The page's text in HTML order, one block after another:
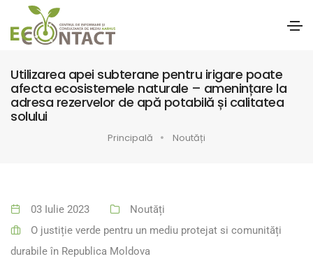
Utilizarea apei subterane pentru irigare poate
afecta ecosistemele naturale – amenințare la
adresa rezervelor de apă potabilă și calitatea
solului
Principală Noutăți
03 Iulie 2023
Noutăți
O justiție verde pentru un mediu protejat si comunități
durabile în Republica Moldova